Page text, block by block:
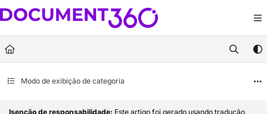
Documentation Index
Fetch the complete documentation index at:https://docs.document360.com/
Use this file to discover all available pages before exploring further.
Modo de exibição de categoria
Isenção de responsabilidade: Este artigo foi gerado usando tradução